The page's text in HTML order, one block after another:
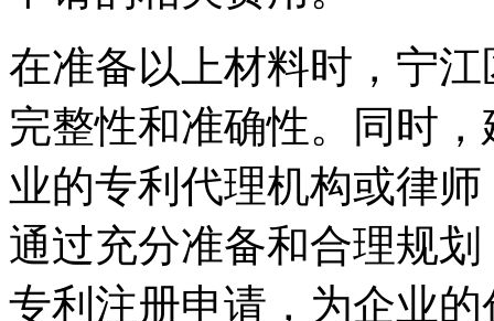
在准备以上材料时，宁
完整性和准确性。同时
业的专利代理机构或律
通过充分准备和合理规
专利注册申请，为企业